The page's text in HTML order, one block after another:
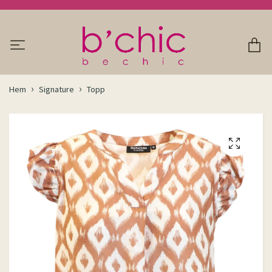
Hem Signature Topp